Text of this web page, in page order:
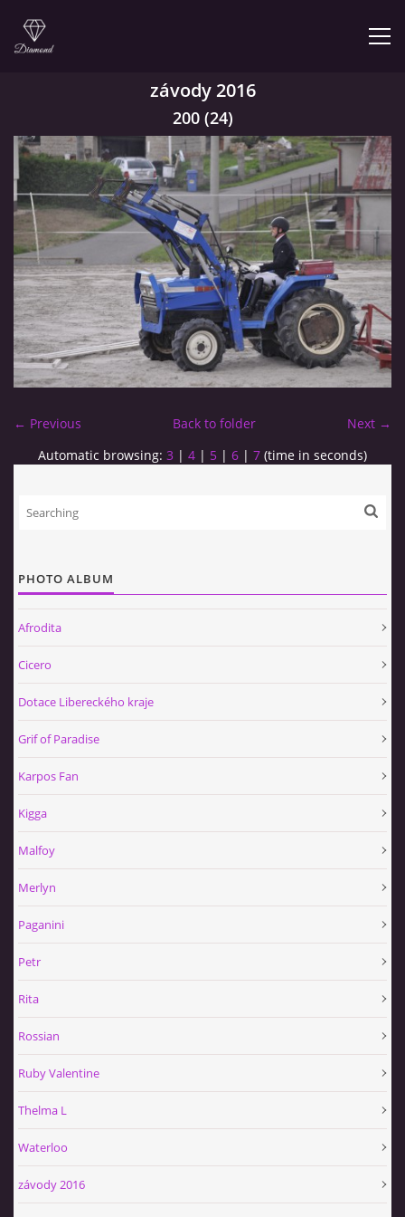
© 2026 eStránky.cz
závody 2016
200 (24)
← Previous Next →
Back to folder
Automatic browsing: 3 | 4 | 5 | 6 | 7 (time in seconds)
PHOTO ALBUM
Afrodita
Cicero
Dotace Libereckého kraje
Grif of Paradise
Karpos Fan
Kigga
Malfoy
Merlyn
Paganini
Petr
Rita
Rossian
Ruby Valentine
Thelma L
Waterloo
závody 2016